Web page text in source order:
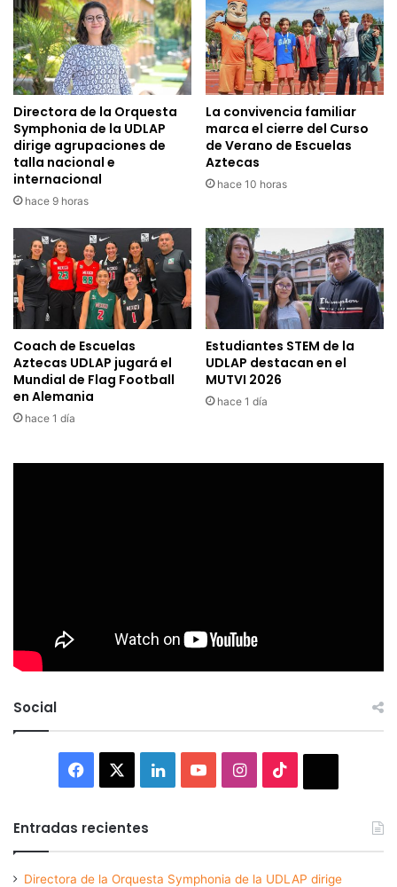
Directora de la Orquesta
Symphonia de la UDLAP
dirige agrupaciones de
talla nacional e
internacional
hace 9 horas
La convivencia familiar
marca el cierre del Curso
de Verano de Escuelas
Aztecas
hace 10 horas
Coach de Escuelas
Aztecas UDLAP jugará el
Mundial de Flag Football
en Alemania
hace 1 día
Estudiantes STEM de la
UDLAP destacan en el
MUTVI 2026
hace 1 día
Social
Facebook LinkedInYouTubeInstagram
Entradas recientes
Directora de la Orquesta Symphonia de la UDLAP dirige